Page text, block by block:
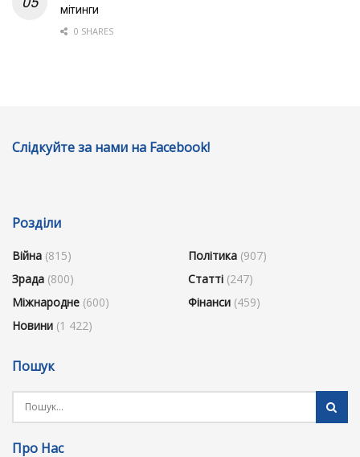
мітинги
0 SHARES
Слідкуйте за нами на Facebook!
Розділи
Війна (815)
Зрада (800)
Міжнародне (600)
Новини (1 422)
Політика (907)
Статті (247)
Фінанси (459)
Пошук
Про Нас